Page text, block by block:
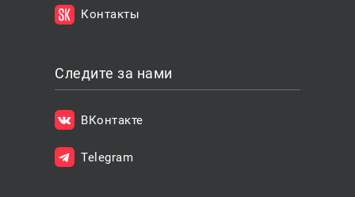
Контакты
Следите за нами
ВКонтакте
Telegram